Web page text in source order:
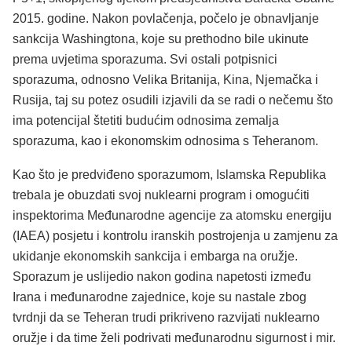
2015. godine. Nakon povlačenja, počelo je obnavljanje
sankcija Washingtona, koje su prethodno bile ukinute
prema uvjetima sporazuma. Svi ostali potpisnici
sporazuma, odnosno Velika Britanija, Kina, Njemačka i
Rusija, taj su potez osudili izjavili da se radi o nečemu što
ima potencijal štetiti budućim odnosima zemalja
sporazuma, kao i ekonomskim odnosima s Teheranom.
Kao što je predviđeno sporazumom, Islamska Republika
trebala je obuzdati svoj nuklearni program i omogućiti
inspektorima Međunarodne agencije za atomsku energiju
(IAEA) posjetu i kontrolu iranskih postrojenja u zamjenu za
ukidanje ekonomskih sankcija i embarga na oružje.
Sporazum je uslijedio nakon godina napetosti između
Irana i međunarodne zajednice, koje su nastale zbog
tvrdnji da se Teheran trudi prikriveno razvijati nuklearno
oružje i da time želi podrivati međunarodnu sigurnost i mir.